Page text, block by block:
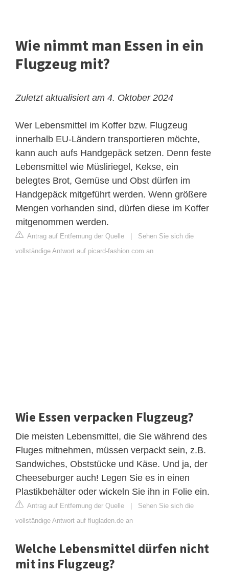
Wie nimmt man Essen in ein
Flugzeug mit?
Zuletzt aktualisiert am 4. Oktober 2024
Wer Lebensmittel im Koffer bzw. Flugzeug
innerhalb EU-Ländern transportieren möchte,
kann auch aufs Handgepäck setzen. Denn feste
Lebensmittel wie Müsliriegel, Kekse, ein
belegtes Brot, Gemüse und Obst dürfen im
Handgepäck mitgeführt werden. Wenn größere
Mengen vorhanden sind, dürfen diese im Koffer
mitgenommen werden.
Antrag auf Entfernung der Quelle
Sehen Sie sich die
vollständige Antwort auf picard-fashion.com an
Wie Essen verpacken Flugzeug?
Die meisten Lebensmittel, die Sie während des
Fluges mitnehmen, müssen verpackt sein, z.B.
Sandwiches, Obststücke und Käse. Und ja, der
Cheeseburger auch! Legen Sie es in einen
Plastikbehälter oder wickeln Sie ihn in Folie ein.
Antrag auf Entfernung der Quelle
Sehen Sie sich die
vollständige Antwort auf flugladen.de an
Welche Lebensmittel dürfen nicht
mit ins Flugzeug?